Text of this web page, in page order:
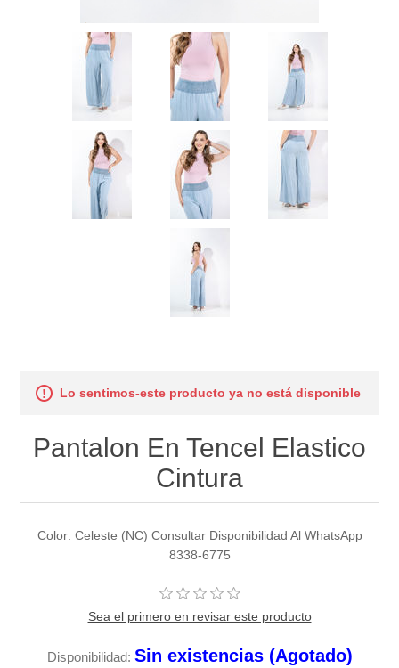
Lo sentimos-este producto ya no está disponible
Pantalon En Tencel Elastico
Cintura
Color: Celeste (NC) Consultar Disponibilidad Al WhatsApp
8338-6775
Sea el primero en revisar este producto
Disponibilidad: Sin existencias (Agotado)